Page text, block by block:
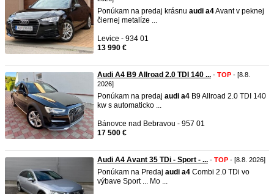
Ponúkam na predaj krásnu audi a4Avant v peknej
čiernej metalíze ...
Levice - 934 01
13 990 €
Audi A4 B9 Allroad 2.0 TDI 140 ... - TOP - [8.8.
2026]
Ponúkam na predaj audi a4 B9 Allroad 2.0 TDI 140
kw s automaticko ...
Bánovce nad Bebravou - 957 01
17 500 €
Audi A4 Avant 35 TDi - Sport - ... - TOP - [8.8. 2026]
Ponúkam na Predaj audi a4 Combi 2.0 TDi vo
výbave Sport ... Mo ...